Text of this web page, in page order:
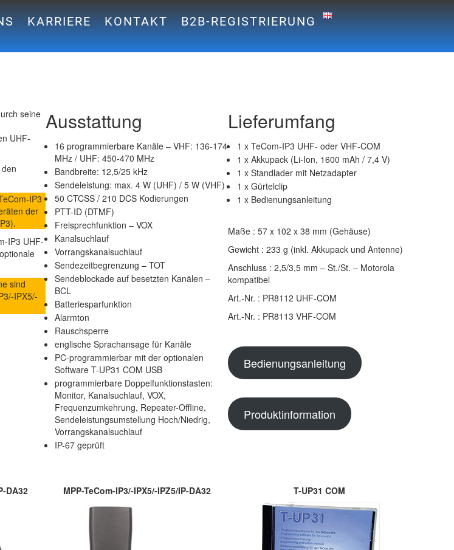
KARRIERE KONTAKT B2B-REGISTRIERUNG
seine
UHF-
IP3
der
IP3 UHF-
sind
IPX5/-
Ausstattung
16 programmierbare Kanäle – VHF: 136-174
MHz / UHF: 450-470 MHz
Bandbreite: 12,5/25 kHz
Sendeleistung: max. 4 W (UHF) / 5 W (VHF)
50 CTCSS / 210 DCS Kodierungen
PTT-ID (DTMF)
Freisprechfunktion – VOX
Kanalsuchlauf
Vorrangskanalsuchlauf
Sendezeitbegrenzung – TOT
Sendeblockade auf besetzten Kanälen –
BCL
Batteriesparfunktion
Alarmton
Rauschsperre
englische Sprachansage für Kanäle
PC-programmierbar mit der optionalen
Software T-UP31 COM USB
programmierbare Doppelfunktionstasten:
Monitor, Kanalsuchlauf, VOX,
Frequenzumkehrung, Repeater-Offline,
Sendeleistungsumstellung Hoch/Niedrig,
Vorrangskanalsuchlauf
IP-67 geprüft
Lieferumfang
1 x TeCom-IP3 UHF- oder VHF-COM
1 x Akkupack (Li-Ion, 1600 mAh / 7,4 V)
1 x Standlader mit Netzadapter
1 x Gürtelclip
1 x Bedienungsanleitung
Maße : 57 x 102 x 38 mm (Gehäuse)
Gewicht : 233 g (inkl. Akkupack und Antenne)
Anschluss : 2,5/3,5 mm – St./St. – Motorola
kompatibel
Art.-Nr. : PR8112 UHF-COM
Art.-Nr. : PR8113 VHF-COM
Bedienungsanleitung
Produktinformation
DA32 MPP-TeCom-IP3/-IPX5/-IPZ5/IP-DA32 T-UP31 COM